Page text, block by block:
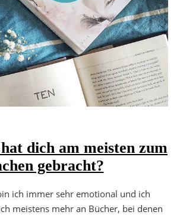
dich am meisten zum
gebracht?
ich immer sehr emotional und ich
meistens mehr an Bücher, bei denen